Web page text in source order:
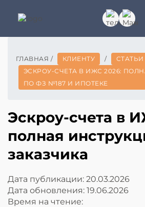
ГЛАВНАЯ / КЛИЕНТУ / СТАТЬИ
ЭСКРОУ-СЧЕТА В ИЖС 2026:
ПО ФЗ №187 И ИПОТЕКЕ
Эскроу-счета в
полная
заказчика
Дата публикации: 20.03.2026
Дата обновления: 19.06.2026
Время на чтение: